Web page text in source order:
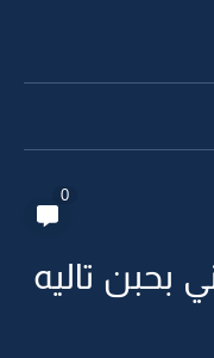
0
بحبن تاليه